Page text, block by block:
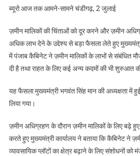
भगवंत
मान
के
नेतृत्व
वाली
की
लैंड
पूलिंग
के
ब्यूरो आज तक आमने-सामने चंडीगढ़, 2 जुलाई
ज़मीन मालिकों की चिंताओं को दूर करने और ज़मीन
अधिक लाभ देने के उद्देश्य से बड़ा फैसला लेते हुए
में पंजाब कैबिनेट ने ज़मीन मालिकों के लाभों से संबंधित
दी है तथा राहत के लिए कई अन्य कदमों की भी शुरुआत
यह फैसला मुख्यमंत्री भगवंत सिंह मान की अध्यक्षता में
लिया गया।
ज़मीन अधिग्रहण के दौरान ज़मीन मालिकों के लिए बढ़े हुए
करते हुए मुख्यमंत्री कार्यालय ने बताया कि कैबिनेट ने
व्यावसायिक प्लॉटों का क्षेत्र बढ़ाने के लिए संशोधनों को